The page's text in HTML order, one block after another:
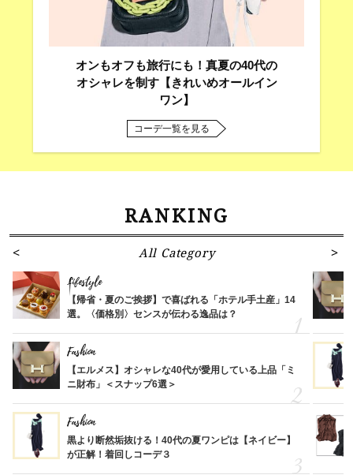
オンもオフも旅行にも！真夏の40代の
オシャレを制す【きれいめオールイン
ワン】
コーデ一覧を見る
RANKING
All Category
Lifestyle
【帰省・夏のご挨拶】で喜ばれる「ホテル手土産」14
選。〈価格別〉センスが伝わる逸品は？
Fashion
【エルメス】オシャレな40代が愛用している上品「ミ
ニ財布」＜スナップ6選＞
Fashion
黒より断然垢抜ける！40代の夏ワンピは【ネイビー】
が正解！着回しコーデ３